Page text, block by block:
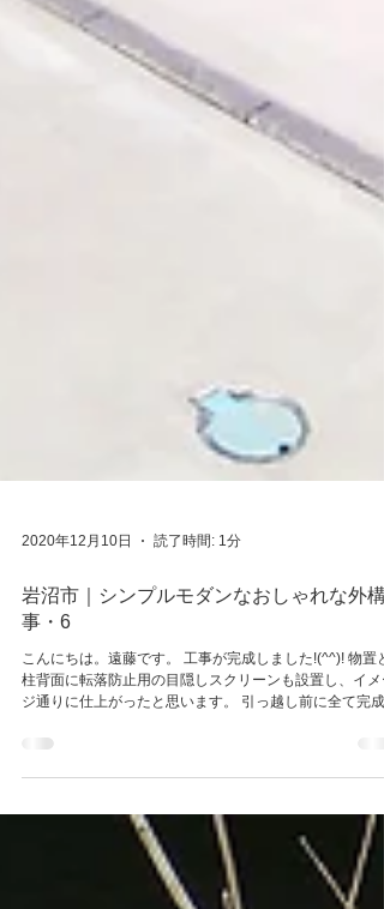
2020年12月10日 読了時間: 1分
岩沼市｜シンプルモダンなおしゃれな外構
事・6
こんにちは。遠藤です。 工事が完成しました!(^^)! 物置
ジ通りに仕上がったと思います。 引っ越し前に全て完成
て良かったです。 建物の雰囲気に合わせて、シックにま
めたクールテイストなデザインになっております。...